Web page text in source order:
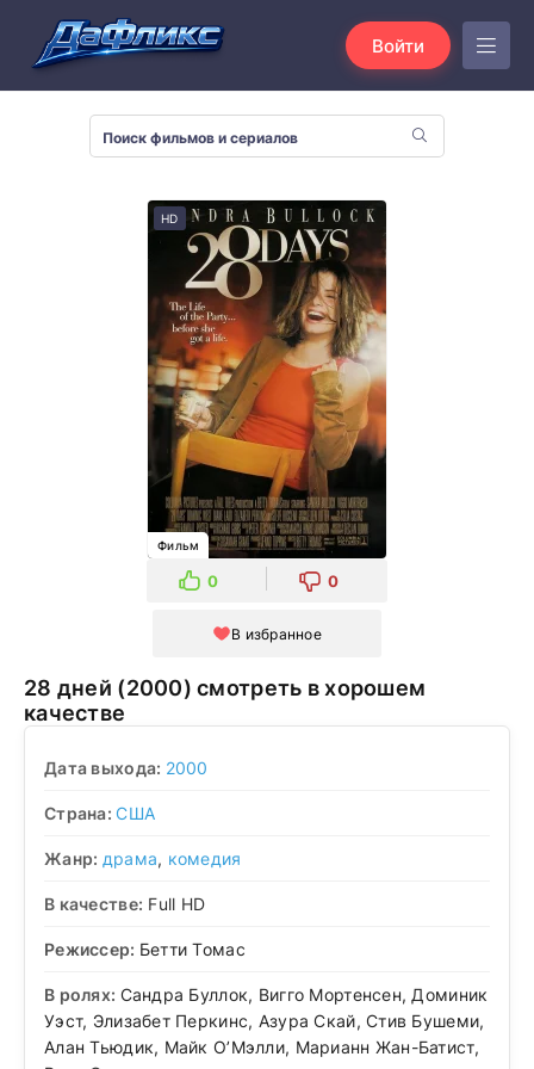
Войти
HD
Фильм
0 0
В избранное
28 дней (2000) смотреть в хорошем
качестве
Дата выхода: 2000
Страна:США
Жанр: драма, комедия
В качестве: Full HD
Режиссер: Бетти Томас
В ролях: Сандра Буллок, Вигго Мортенсен, Доминик
Уэст, Элизабет Перкинс, Азура Скай, Стив Бушеми,
Алан Тьюдик, Майк О’Мэлли, Марианн Жан-Батист,